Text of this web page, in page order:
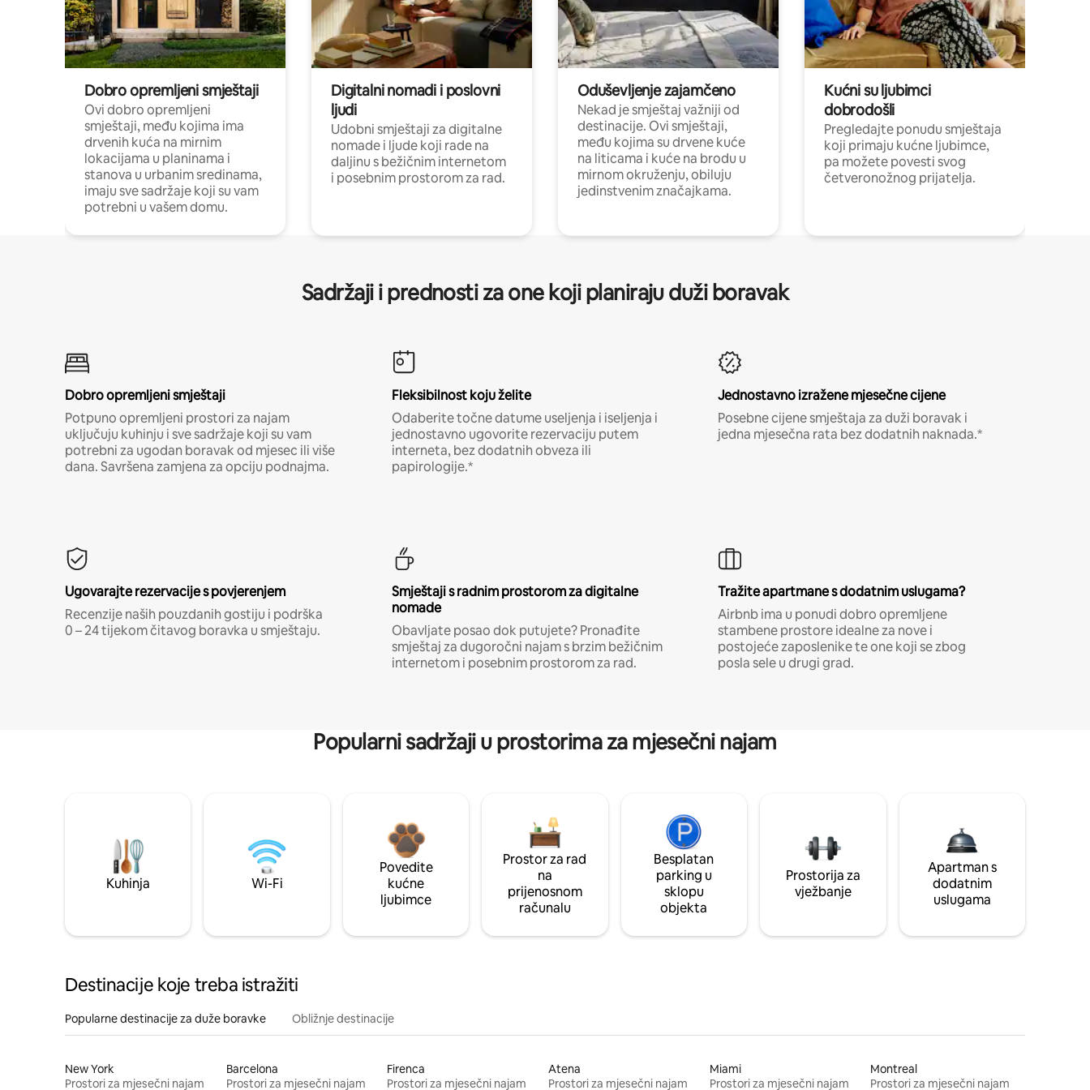
Dobro opremljeni smještaji
Ovi dobro opremljeni
smještaji, među kojima ima
drvenih kuća na mirnim
lokacijama u planinama i
stanova u urbanim sredinama,
imaju sve sadržaje koji su vam
potrebni u vašem domu.
Digitalni nomadi i poslovni
ljudi
Udobni smještaji za digitalne
nomade i ljude koji rade na
daljinu s bežičnim internetom
i posebnim prostorom za rad.
Oduševljenje zajamčeno
Nekad je smještaj važniji od
destinacije. Ovi smještaji,
među kojima su drvene kuće
na liticama i kuće na brodu u
mirnom okruženju, obiluju
jedinstvenim značajkama.
Kućni su ljubimci
dobrodošli
Pregledajte ponudu smještaja
koji primaju kućne ljubimce,
pa možete povesti svog
četveronožnog prijatelja.
Sadržaji i prednosti za one koji planiraju duži boravak
Dobro opremljeni smještaji
Potpuno opremljeni prostori za najam
uključuju kuhinju i sve sadržaje koji su vam
potrebni za ugodan boravak od mjesec ili više
dana. Savršena zamjena za opciju podnajma.
Fleksibilnost koju želite
Odaberite točne datume useljenja i iseljenja i
jednostavno ugovorite rezervaciju putem
interneta, bez dodatnih obveza ili
papirologije.*
Jednostavno izražene mjesečne cijene
Posebne cijene smještaja za duži boravak i
jedna mjesečna rata bez dodatnih naknada.*
Ugovarajte rezervacije s povjerenjem
Recenzije naših pouzdanih gostiju i podrška
0 – 24 tijekom čitavog boravka u smještaju.
Smještaji s radnim prostorom za digitalne
nomade
Obavljate posao dok putujete? Pronađite
smještaj za dugoročni najam s brzim bežičnim
internetom i posebnim prostorom za rad.
Tražite apartmane s dodatnim uslugama?
Airbnb ima u ponudi dobro opremljene
stambene prostore idealne za nove i
postojeće zaposlenike te one koji se zbog
posla sele u drugi grad.
Popularni sadržaji u prostorima za mjesečni najam
Kuhinja Wi-Fi
Povedite
kućne
ljubimce
Prostor za rad
na
prijenosnom
računalu
Besplatan
parking u
sklopu
objekta
Prostorija za
vježbanje
Apartman s
dodatnim
uslugama
Destinacije koje treba istražiti
Popularne destinacije za duže boravke Obližnje destinacije
New York
Prostori za mjesečni najam
Barcelona
Prostori za mjesečni najam
Firenca
Prostori za mjesečni najam
Atena
Prostori za mjesečni najam
Miami
Prostori za mjesečni najam
Montreal
Prostori za mjesečni najam